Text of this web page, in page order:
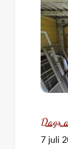
Dags
7 juli